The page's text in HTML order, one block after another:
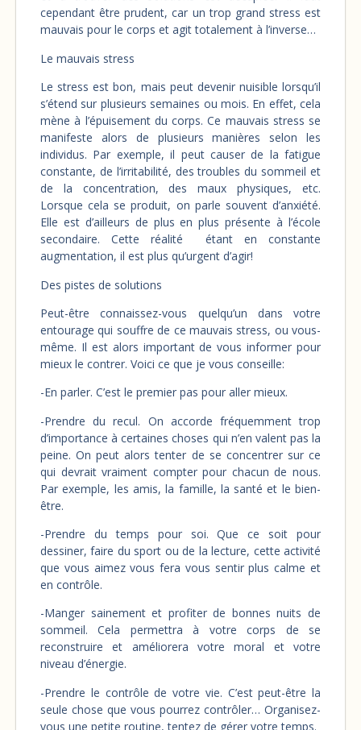
cependant être prudent, car un trop grand stress est
mauvais pour le corps et agit totalement à l’inverse…
Le mauvais stress
Le stress est bon, mais peut devenir nuisible lorsqu’il
s’étend sur plusieurs semaines ou mois. En effet, cela
mène à l’épuisement du corps. Ce mauvais stress se
manifeste alors de plusieurs manières selon les
individus. Par exemple, il peut causer de la fatigue
constante, de l’irritabilité, des troubles du sommeil et
de la concentration, des maux physiques, etc.
Lorsque cela se produit, on parle souvent d’anxiété.
Elle est d’ailleurs de plus en plus présente à l’école
secondaire. Cette réalité étant en constante
augmentation, il est plus qu’urgent d’agir!
Des pistes de solutions
Peut-être connaissez-vous quelqu’un dans votre
entourage qui souffre de ce mauvais stress, ou vous-
même. Il est alors important de vous informer pour
mieux le contrer. Voici ce que je vous conseille:
-En parler. C’est le premier pas pour aller mieux.
-Prendre du recul. On accorde fréquemment trop
d’importance à certaines choses qui n’en valent pas la
peine. On peut alors tenter de se concentrer sur ce
qui devrait vraiment compter pour chacun de nous.
Par exemple, les amis, la famille, la santé et le bien-
être.
-Prendre du temps pour soi. Que ce soit pour
dessiner, faire du sport ou de la lecture, cette activité
que vous aimez vous fera vous sentir plus calme et
en contrôle.
-Manger sainement et profiter de bonnes nuits de
sommeil. Cela permettra à votre corps de se
reconstruire et améliorera votre moral et votre
niveau d’énergie.
-Prendre le contrôle de votre vie. C’est peut-être la
seule chose que vous pourrez contrôler… Organisez-
vous une petite routine, tentez de gérer votre temps.